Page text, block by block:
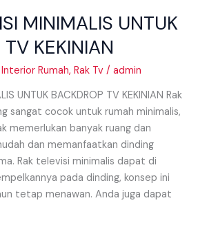
MINIMALIS UNTUK
KEKINIAN
Interior Rumah,Rak Tv /admin
UNTUK BACKDROP TV KEKINIAN Rak
sangat cocok untuk rumah minimalis,
memerlukan banyak ruang dan
dan memanfaatkan dinding
Rak televisi minimalis dapat di
pada dinding, konsep ini
tetap menawan. Anda juga dapat